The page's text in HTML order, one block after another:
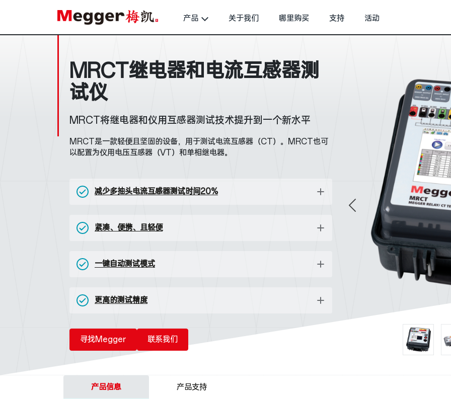
产品 关于我们 哪里购买 支持 活动
MRCT继电器和电流互感器测
试仪
MRCT将继电器和仪用互感器测试技术提升到一个新水平
MRCT是一款轻便且坚固的设备，用于测试电流互感器（CT）。MRCT也可
以配置为仪用电压互感器（VT）和单相继电器。
减少多抽头电流互感器测试时间20%
紧凑、便携、且轻便
一键自动测试模式
更高的测试精度
寻找Megger 联系我们
产品信息 产品支持